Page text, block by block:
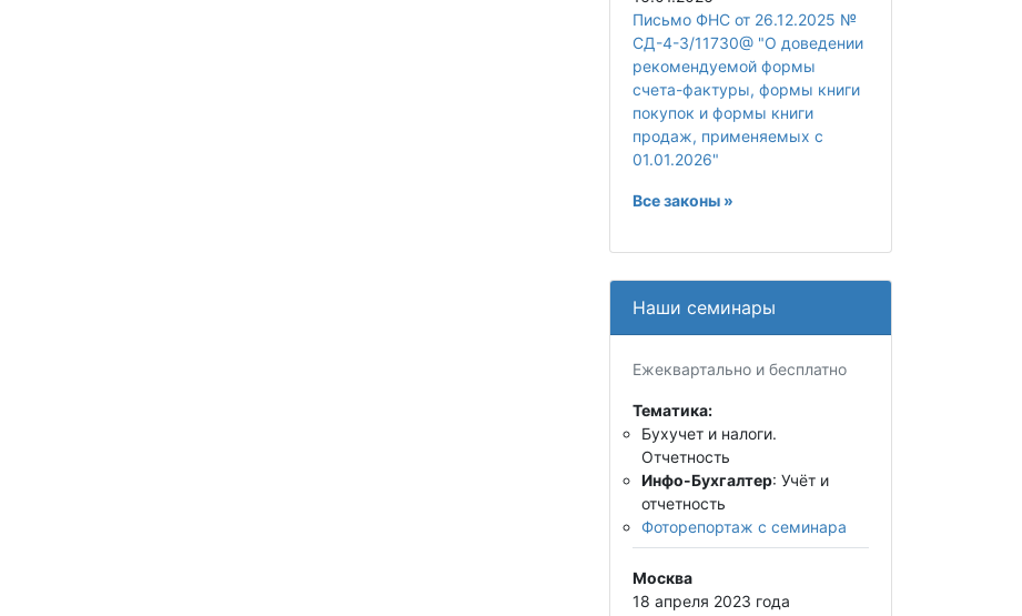
Письмо ФНС от 26.12.2025 №
СД-4-3/11730@ "О доведении
рекомендуемой формы
счета-фактуры, формы книги
покупок и формы книги
продаж, применяемых с
01.01.2026"
Все законы »
Наши семинары
Ежеквартально и бесплатно
Тематика:
Бухучет и налоги.
Отчетность
Инфо-Бухгалтер: Учёт и
отчетность
Фоторепортаж с семинара
Москва
18 апреля 2023 года